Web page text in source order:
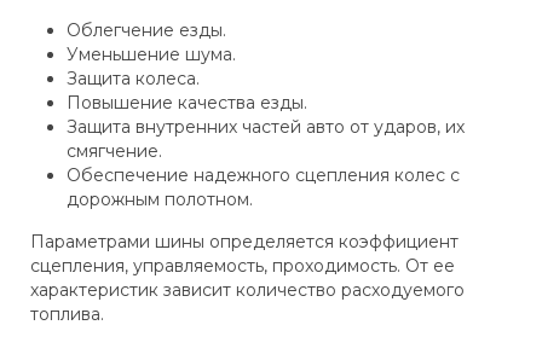
Облегчение езды.
Уменьшение шума.
Защита колеса.
Повышение качества езды.
Защита внутренних частей авто от ударов, их
смягчение.
Обеспечение надежного сцепления колес с
дорожным полотном.
Параметрами шины определяется коэффициент
сцепления, управляемость, проходимость. От ее
характеристик зависит количество расходуемого
топлива.